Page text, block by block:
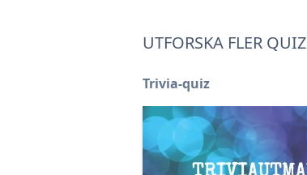
UTFORSKA FLER QUIZ
Trivia-quiz